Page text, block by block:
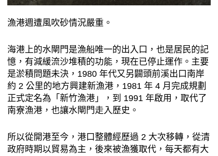
漁港週遭風吹砂情況嚴重。
海港上的水閘門是漁船唯一的出入口，也是居民的記
憶，有減緩流沙堆積的功能，現在已停止運作。主要
是淤積問題未決，1980 年代又另闢頭前溪出口南岸
約 2 公里的地方興建新漁港，1981 年 4 月完成規劃
正式定名為「新竹漁港」，到 1991 年啟用，取代了
南寮漁港，也讓水閘門走入歷史。
所以從開港至今，港口整體經歷過 2 大次移轉，從清
政府時期以貿易為主，後來被漁獲取代，每天都有大